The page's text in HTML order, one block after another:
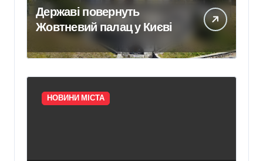
Державі повернуть
Жовтневий палац у Києві
НОВИНИ МІСТА